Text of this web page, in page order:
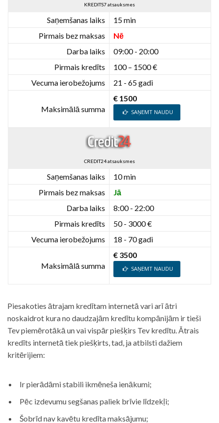
KREDITS7 atsauksmes
Saņemšanas laiks
15 min
Pirmais bez maksas
Nē
Darba laiks
09:00 - 20:00
Pirmais kredīts
100 – 1500 €
Vecuma ierobežojums
21 - 65 gadi
Maksimālā summa
€ 1500
SAŅEMT NAUDU
CREDIT24 atsauksmes
Saņemšanas laiks
10 min
Pirmais bez maksas
Jā
Darba laiks
8:00 - 22:00
Pirmais kredīts
50 - 3000 €
Vecuma ierobežojums
18 - 70 gadi
Maksimālā summa
€ 3500
SAŅEMT NAUDU
Piesakoties ātrajam kredītam internetā vari arī ātri
noskaidrot kura no daudzajām kredītu kompānijām ir tieši
Tev piemērotākā un vai vispār piešķirs Tev kredītu. Ātrais
kredīts internetā tiek piešķirts, tad, ja atbilsti dažiem
kritērijiem:
Ir pierādāmi stabili ikmēneša ienākumi;
Pēc izdevumu segšanas paliek brīvie līdzekļi;
Šobrīd nav kavētu kredīta maksājumu;